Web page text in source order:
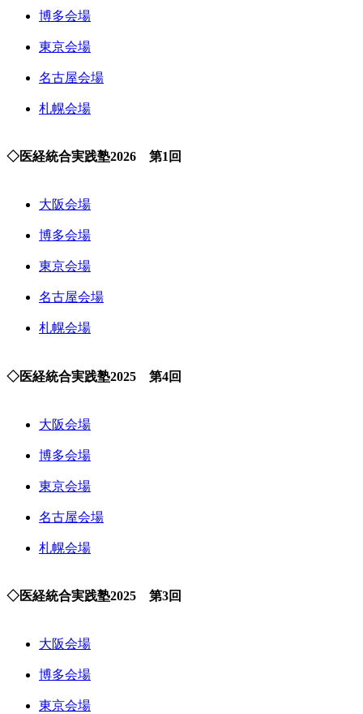
博多会場
東京会場
名古屋会場
札幌会場
◇医経統合実践塾2026 第1回
大阪会場
博多会場
東京会場
名古屋会場
札幌会場
◇医経統合実践塾2025 第4回
大阪会場
博多会場
東京会場
名古屋会場
札幌会場
◇医経統合実践塾2025 第3回
大阪会場
博多会場
東京会場